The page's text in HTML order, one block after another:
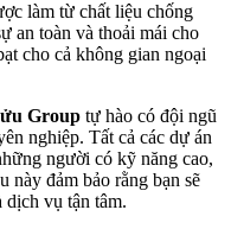
làm từ chất liệu chống
an toàn và thoải mái cho
cho cả không gian ngoại
Group tự hào có đội ngũ
nghiệp. Tất cả các dự án
người có kỹ năng cao,
này đảm bảo rằng bạn sẽ
dịch vụ tận tâm.